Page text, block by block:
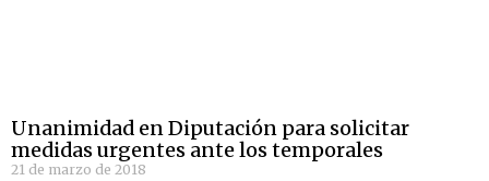
Unanimidad en Diputación para solicitar
medidas urgentes ante los temporales
21 de marzo de 2018